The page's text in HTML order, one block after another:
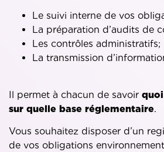
Le suivi interne de vos
La préparation d’audits de
Les contrôles administratifs;
La transmission
Il permet à chacun de savoir
sur quelle base réglementaire.
Vous souhaitez disposer d’un
de vos obligations